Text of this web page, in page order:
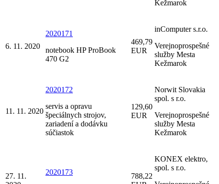
Kežmarok
6. 11. 2020
2020171
notebook HP ProBook
470 G2
469,79
EUR
inComputer s.r.o.
Verejnoprospešné
služby Mesta
Kežmarok
11. 11. 2020
2020172
servis a opravu
špeciálnych strojov,
zariadení a dodávku
súčiastok
129,60
EUR
Norwit Slovakia
spol. s r.o.
Verejnoprospešné
služby Mesta
Kežmarok
27. 11.
2020173
788,22
KONEX elektro,
spol. s r.o.